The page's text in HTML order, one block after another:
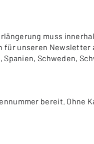
muss
für unseren
Schweden,
bereit. Ohne